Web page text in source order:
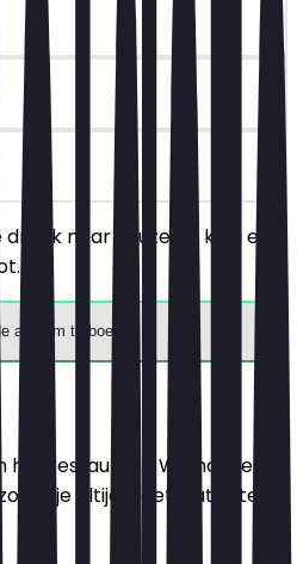
naar keuze en krijg een
app om te boeken
het restaurant. We houden
je altijd weet wat je te